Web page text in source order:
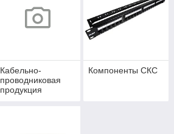
Кабельно-
проводниковая
продукция
Компоненты СКС